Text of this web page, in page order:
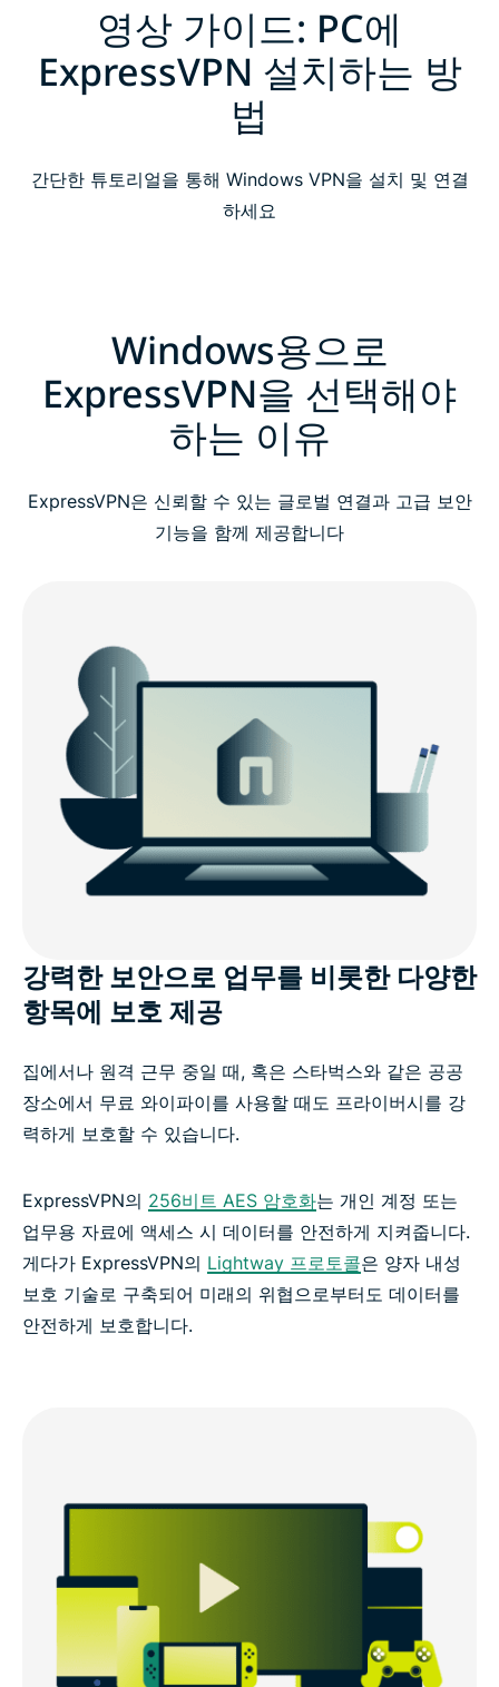
영상 가이드: PC에
ExpressVPN 설치하는 방
법
간단한 튜토리얼을 통해 Windows VPN을 설치 및 연결
하세요
Windows용으로
ExpressVPN을 선택해야
하는 이유
ExpressVPN은 신뢰할 수 있는 글로벌 연결과 고급 보안
기능을 함께 제공합니다
강력한 보안으로 업무를 비롯한 다양한
항목에 보호 제공
집에서나 원격 근무 중일 때, 혹은 스타벅스와 같은 공공
장소에서 무료 와이파이를 사용할 때도 프라이버시를 강
력하게 보호할 수 있습니다.
ExpressVPN의 256비트 AES 암호화는 개인 계정 또는
업무용 자료에 액세스 시 데이터를 안전하게 지켜줍니다.
게다가 ExpressVPN의 Lightway 프로토콜은 양자 내성
보호 기술로 구축되어 미래의 위협으로부터도 데이터를
안전하게 보호합니다.